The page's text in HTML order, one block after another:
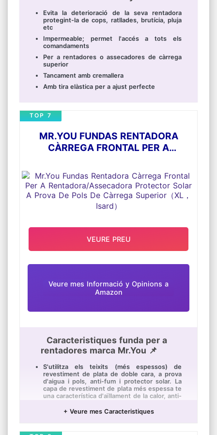
Evita la deterioració de la seva rentadora
protegint-la de cops, ratllades, brutícia, pluja
etc
Impermeable; permet l'accés a tots els
comandaments
Per a rentadores o assecadores de càrrega
superior
Tancament amb cremallera
Amb tira elàstica per a ajust perfecte
MR.YOU FUNDAS RENTADORA
CÀRREGA FRONTAL PER A
PROTECTOR SOLAR A PROVA DE
POLS DE CÀRREGA SUPERIOR（XL，
ISARD）
TOP 7
Veure mes Informació y Opinions a
Amazon
Caracteristiques funda per a
rentadores marca Mr.You 📌
S'utilitza els teixits (més espessos) de
revestiment de plata de doble cara, a prova
d'aigua i pols, anti-fum i protector solar. La
capa de revestiment de plata més espessa te
una característica d'aïllament de la calor, anti-
Aquesta coberta *és aplicable als rentadores
VEURE PREU
+ Veure mes Caracteristiques